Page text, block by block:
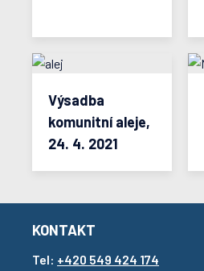
Výsadba
komunitní aleje,
24. 4. 2021
KONTAKT
Tel: +420 549 424 174